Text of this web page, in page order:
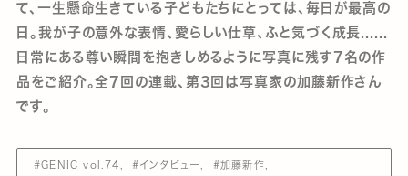
て、一生懸命生きている子どもたちにとっては、毎日が最高の
日。我が子の意外な表情、愛らしい仕草、ふと気づく成長......
日常にある尊い瞬間を抱きしめるように写真に残す7名の作
品をご紹介。全7回の連載、第3回は写真家の加藤新作さん
です。
#GENIC vol.74 #インタビュー
#加藤新作